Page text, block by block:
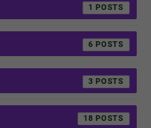
1
6
3
18